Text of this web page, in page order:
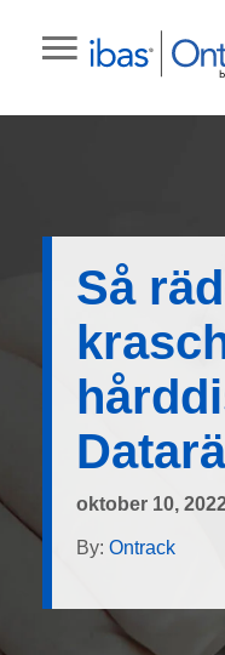
Så
oktober 10,
By: Ontrack